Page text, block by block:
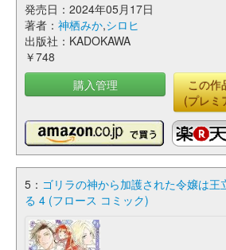
発売日：2024年05月17日
著者： 神栖みか,シロヒ
出版社：KADOKAWA
￥748
購入管理
この作
(プレミ
5： ゴリラの神から加護された令嬢は王
る 4 (フロース コミック)